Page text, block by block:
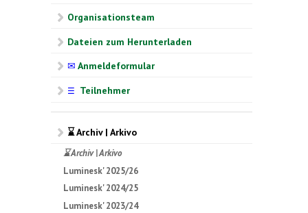
Organisationsteam
Dateien zum Herunterladen
✉ Anmeldeformular
☰ Teilnehmer
⌛ Archiv | Arkivo
⌛ Archiv | Arkivo
Luminesk' 2025/26
Luminesk' 2024/25
Luminesk' 2023/24